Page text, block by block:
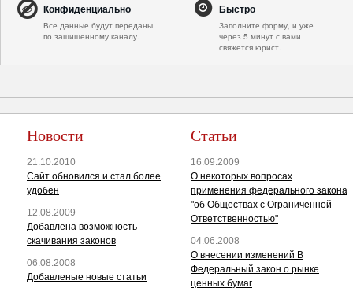
Конфиденциально
Все данные будут переданы
по защищенному каналу.
Быстро
Заполните форму, и уже
через 5 минут с вами
свяжется юрист.
Новости
21.10.2010
Сайт обновился и стал более
удобен
12.08.2009
Добавлена возможность
скачивания законов
06.08.2008
Добавленые новые статьи
Статьи
16.09.2009
О некоторых вопросах
применения федерального закона
"об Обществах с Ограниченной
Ответственностью"
04.06.2008
О внесении изменений В
Федеральный закон о рынке
ценных бумаг